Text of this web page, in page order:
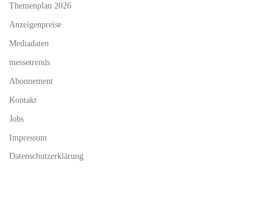
Themenplan 2026
Anzeigenpreise
Mediadaten
messetrends
Abonnement
Kontakt
Jobs
Impressum
Datenschutzerklärung